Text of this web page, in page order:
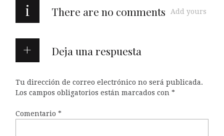
i There are no comments Add yours
Deja una respuesta
Tu dirección de correo electrónico no será publicada.
Los campos obligatorios están marcados con *
Comentario *